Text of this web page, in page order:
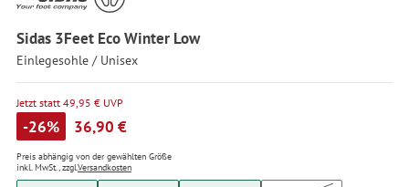
Sidas 3Feet Eco Winter Low
Einlegesohle / Unisex
Jetzt statt 49,95 € UVP
-26% 36,90 €
Preis abhängig von der gewählten Größe
inkl. MwSt., zzgl.Versandkosten